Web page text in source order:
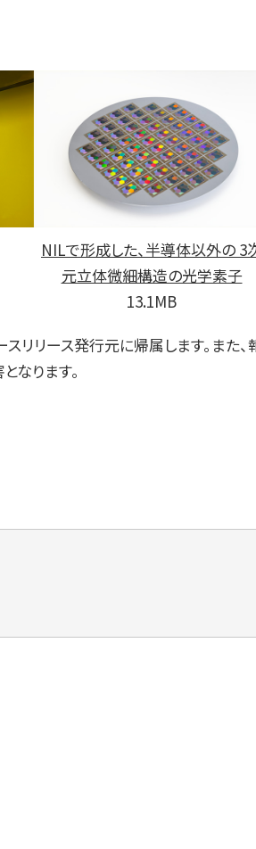
NILで形成した、半導体以外の 3
元立体微細構造の光学素子
13.1MB
リース発行元に帰属します。また
なります。